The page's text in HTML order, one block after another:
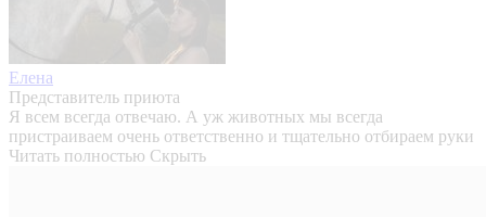
Елена
Представитель приюта
Я всем всегда отвечаю. А уж животных мы всегда
пристраиваем очень ответственно и тщательно отбираем руки
Читать полностью Скрыть